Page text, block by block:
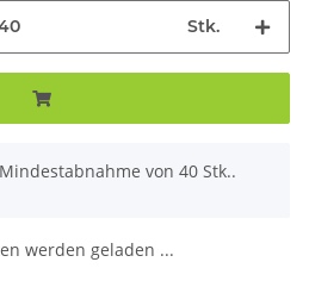
Stk.
von 40 Stk..
werden geladen ...